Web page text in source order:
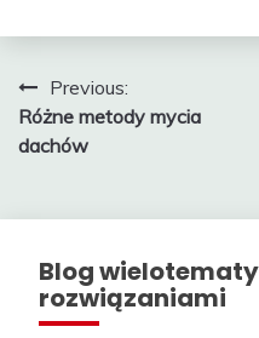
Nawigacja
wpisu
Previous:
Różne metody mycia
dachów
Blog
rozwiązaniami